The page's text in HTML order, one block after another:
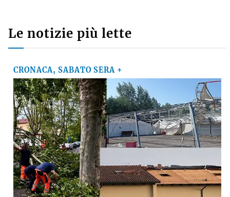
Le notizie più lette
CRONACA, SABATO SERA +